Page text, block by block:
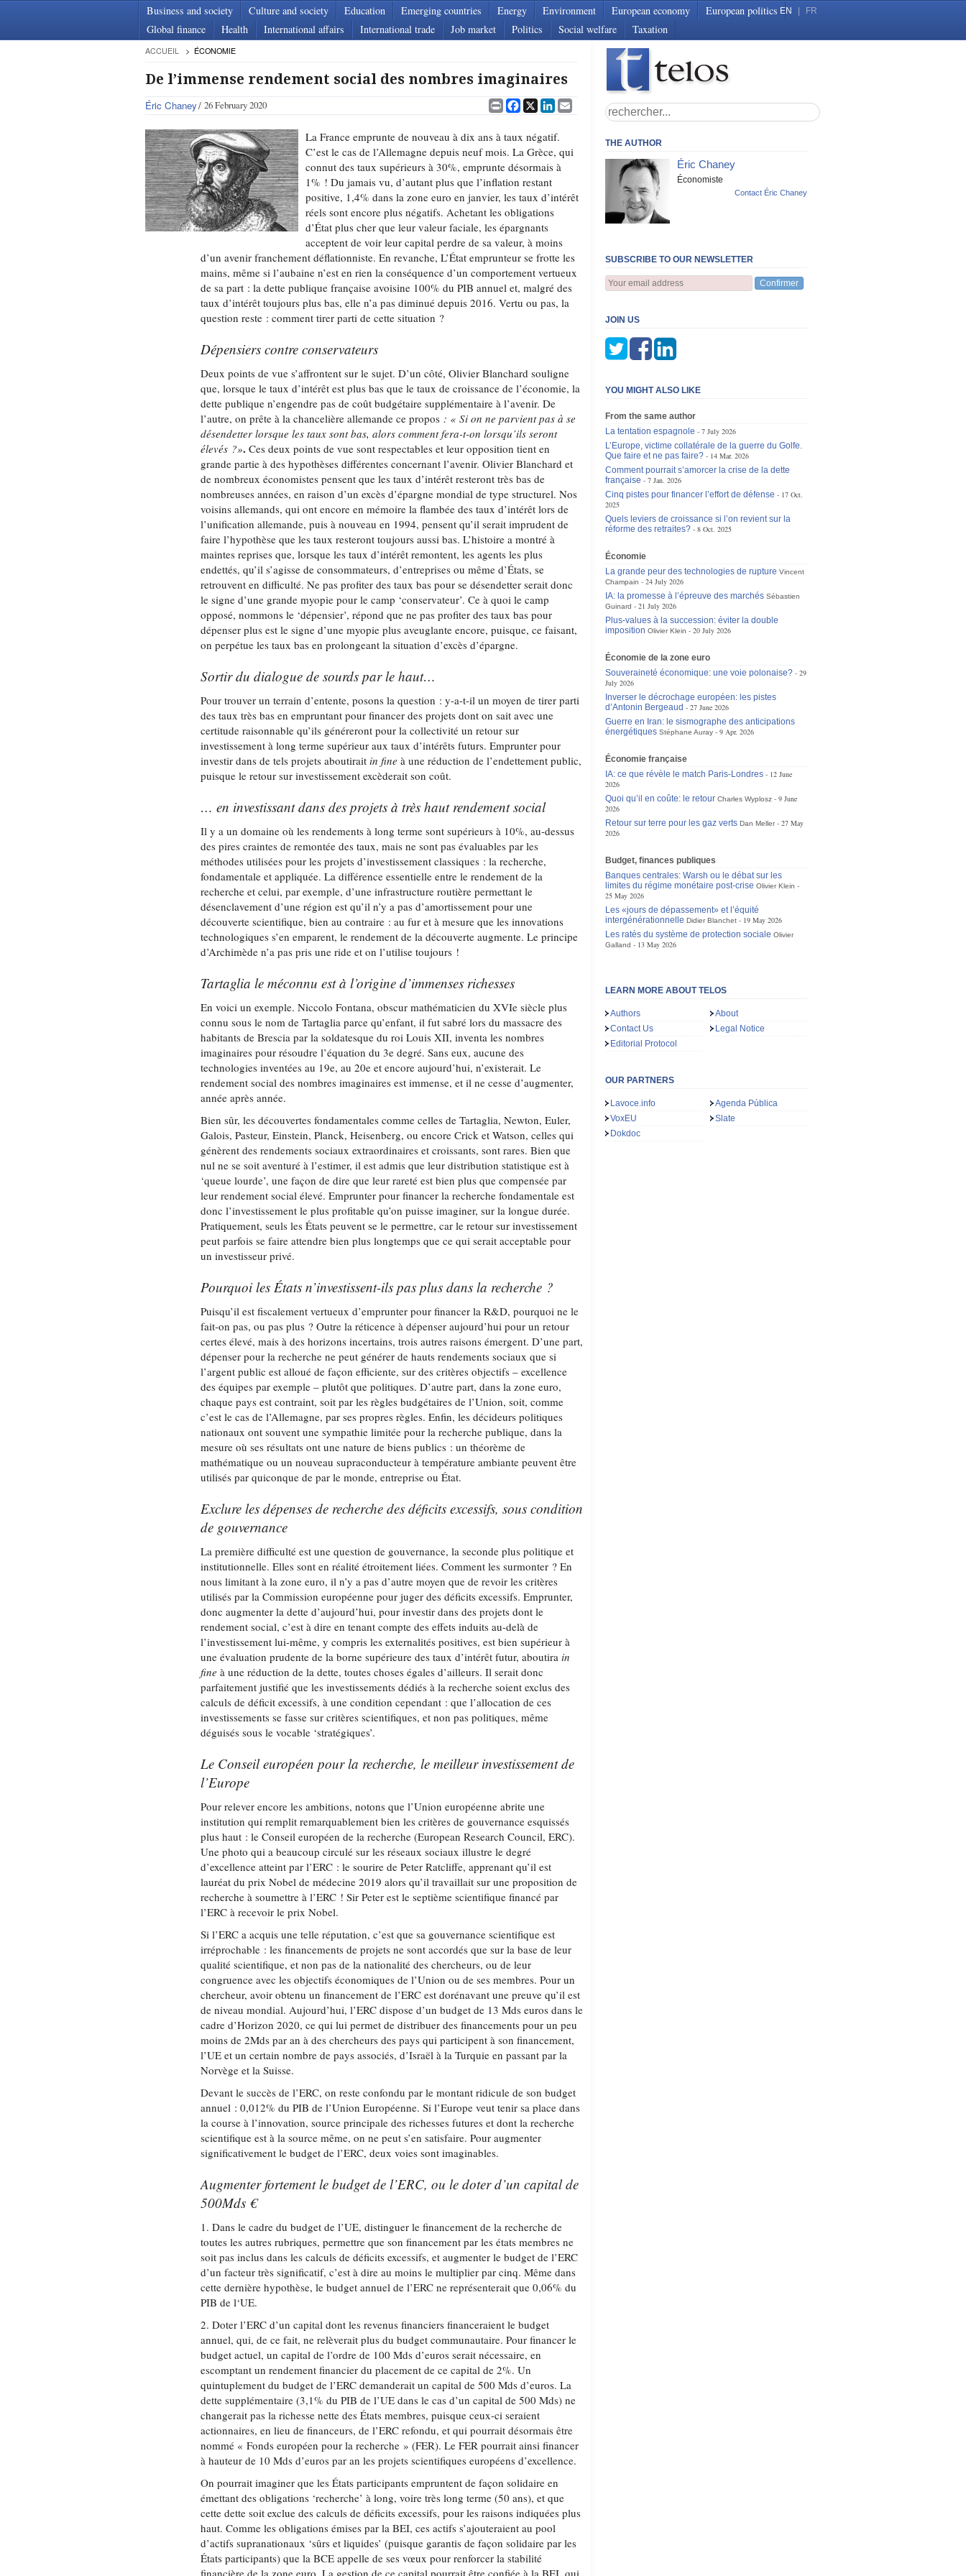
Business and society Culture and society Education Emerging countries Energy Environment European economy
European politics
Global finance
Health International affairs International trade Job market Politics Social welfare Taxation
EN FR
ACCUEIL ÉCONOMIE
De l’immense rendement social des nombres imaginaires
Éric Chaney 26 February 2020 PrintFacebook
X LinkedIn
Email
La France emprunte de nouveau à dix ans à taux négatif.
C’est le cas de l’Allemagne depuis neuf mois. La Grèce, qui
connut des taux supérieurs à 30%, emprunte désormais à
1% ! Du jamais vu, d’autant plus que l’inflation restant
positive, 1,4% dans la zone euro en janvier, les taux d’intérêt
réels sont encore plus négatifs. Achetant les obligations
d’État plus cher que leur valeur faciale, les épargnants
acceptent de voir leur capital perdre de sa valeur, à moins
d’un avenir franchement déflationniste. En revanche, L’État emprunteur se frotte les
mains, même si l’aubaine n’est en rien la conséquence d’un comportement vertueux
de sa part : la dette publique française avoisine 100% du PIB annuel et, malgré des
taux d’intérêt toujours plus bas, elle n’a pas diminué depuis 2016. Vertu ou pas, la
question reste : comment tirer parti de cette situation ?
Dépensiers contre conservateurs
Deux points de vue s’affrontent sur le sujet. D’un côté, Olivier Blanchard souligne
que, lorsque le taux d’intérêt est plus bas que le taux de croissance de l’économie, la
dette publique n’engendre pas de coût budgétaire supplémentaire à l’avenir. De
l’autre, on prête à la chancelière allemande ce propos: « Si on ne parvient pas à se
désendetter lorsque les taux sont bas, alors comment fera-t-on lorsqu’ils seront
élevés ?». Ces deux points de vue sont respectables et leur opposition tient en
grande partie à des hypothèses différentes concernant l’avenir. Olivier Blanchard et
de nombreux économistes pensent que les taux d’intérêt resteront très bas de
nombreuses années, en raison d’un excès d’épargne mondial de type structurel. Nos
voisins allemands, qui ont encore en mémoire la flambée des taux d’intérêt lors de
l’unification allemande, puis à nouveau en 1994, pensent qu’il serait imprudent de
faire l’hypothèse que les taux resteront toujours aussi bas. L’histoire a montré à
maintes reprises que, lorsque les taux d’intérêt remontent, les agents les plus
endettés, qu’il s’agisse de consommateurs, d’entreprises ou même d’États, se
retrouvent en difficulté. Ne pas profiter des taux bas pour se désendetter serait donc
le signe d’une grande myopie pour le camp ‘conservateur’. Ce à quoi le camp
opposé, nommons le ‘dépensier’, répond que ne pas profiter des taux bas pour
dépenser plus est le signe d’une myopie plus aveuglante encore, puisque, ce faisant,
on perpétue les taux bas en prolongeant la situation d’excès d’épargne.
Sortir du dialogue de sourds par le haut…
Pour trouver un terrain d’entente, posons la question : y-a-t-il un moyen de tirer parti
des taux très bas en empruntant pour financer des projets dont on sait avec une
certitude raisonnable qu’ils généreront pour la collectivité un retour sur
investissement à long terme supérieur aux taux d’intérêts futurs. Emprunter pour
investir dans de tels projets aboutiraitin fine à une réduction de l’endettement public,
puisque le retour sur investissement excèderait son coût.
… en investissant dans des projets à très haut rendement social
Il y a un domaine où les rendements à long terme sont supérieurs à 10%, au-dessus
des pires craintes de remontée des taux, mais ne sont pas évaluables par les
méthodes utilisées pour les projets d’investissement classiques : la recherche,
fondamentale et appliquée. La différence essentielle entre le rendement de la
recherche et celui, par exemple, d’une infrastructure routière permettant le
désenclavement d’une région est qu’il n’y a pas d’amortissement pour une
découverte scientifique, bien au contraire : au fur et à mesure que les innovations
technologiques s’en emparent, le rendement de la découverte augmente. Le principe
d’Archimède n’a pas pris une ride et on l’utilise toujours !
Tartaglia le méconnu est à l’origine d’immenses richesses
En voici un exemple. Niccolo Fontana, obscur mathématicien du XVIe siècle plus
connu sous le nom de Tartaglia parce qu’enfant, il fut sabré lors du massacre des
habitants de Brescia par la soldatesque du roi Louis XII, inventa les nombres
imaginaires pour résoudre l’équation du 3e degré. Sans eux, aucune des
technologies inventées au 19e, au 20e et encore aujourd’hui, n’existerait. Le
rendement social des nombres imaginaires est immense, et il ne cesse d’augmenter,
année après année.
Bien sûr, les découvertes fondamentales comme celles de Tartaglia, Newton, Euler,
Galois, Pasteur, Einstein, Planck, Heisenberg, ou encore Crick et Watson, celles qui
génèrent des rendements sociaux extraordinaires et croissants, sont rares. Bien que
nul ne se soit aventuré à l’estimer, il est admis que leur distribution statistique est à
‘queue lourde’, une façon de dire que leur rareté est bien plus que compensée par
leur rendement social élevé. Emprunter pour financer la recherche fondamentale est
donc l’investissement le plus profitable qu’on puisse imaginer, sur la longue durée.
Pratiquement, seuls les États peuvent se le permettre, car le retour sur investissement
peut parfois se faire attendre bien plus longtemps que ce qui serait acceptable pour
un investisseur privé.
Pourquoi les États n’investissent-ils pas plus dans la recherche ?
Puisqu’il est fiscalement vertueux d’emprunter pour financer la R&D, pourquoi ne le
fait-on pas, ou pas plus ? Outre la réticence à dépenser aujourd’hui pour un retour
certes élevé, mais à des horizons incertains, trois autres raisons émergent. D’une part,
dépenser pour la recherche ne peut générer de hauts rendements sociaux que si
l’argent public est alloué de façon efficiente, sur des critères objectifs – excellence
des équipes par exemple – plutôt que politiques. D’autre part, dans la zone euro,
chaque pays est contraint, soit par les règles budgétaires de l’Union, soit, comme
c’est le cas de l’Allemagne, par ses propres règles. Enfin, les décideurs politiques
nationaux ont souvent une sympathie limitée pour la recherche publique, dans la
mesure où ses résultats ont une nature de biens publics : un théorème de
mathématique ou un nouveau supraconducteur à température ambiante peuvent être
utilisés par quiconque de par le monde, entreprise ou État.
Exclure les dépenses de recherche des déficits excessifs, sous condition
de gouvernance
La première difficulté est une question de gouvernance, la seconde plus politique et
institutionnelle. Elles sont en réalité étroitement liées. Comment les surmonter ? En
nous limitant à la zone euro, il n’y a pas d’autre moyen que de revoir les critères
utilisés par la Commission européenne pour juger des déficits excessifs. Emprunter,
donc augmenter la dette d’aujourd’hui, pour investir dans des projets dont le
rendement social, c’est à dire en tenant compte des effets induits au-delà de
l’investissement lui-même, y compris les externalités positives, est bien supérieur à
une évaluation prudente de la borne supérieure des taux d’intérêt futur, aboutirain
fine à une réduction de la dette, toutes choses égales d’ailleurs. Il serait donc
parfaitement justifié que les investissements dédiés à la recherche soient exclus des
calculs de déficit excessifs, à une condition cependant : que l’allocation de ces
investissements se fasse sur critères scientifiques, et non pas politiques, même
déguisés sous le vocable ‘stratégiques’.
Le Conseil européen pour la recherche, le meilleur investissement de
l’Europe
Pour relever encore les ambitions, notons que l’Union européenne abrite une
institution qui remplit remarquablement bien les critères de gouvernance esquissés
plus haut : le Conseil européen de la recherche (European Research Council, ERC).
Une photo qui a beaucoup circulé sur les réseaux sociaux illustre le degré
d’excellence atteint par l’ERC : le sourire de Peter Ratcliffe, apprenant qu’il est
lauréat du prix Nobel de médecine 2019 alors qu’il travaillait sur une proposition de
recherche à soumettre à l’ERC ! Sir Peter est le septième scientifique financé par
l’ERC à recevoir le prix Nobel.
Si l’ERC a acquis une telle réputation, c’est que sa gouvernance scientifique est
irréprochable : les financements de projets ne sont accordés que sur la base de leur
qualité scientifique, et non pas de la nationalité des chercheurs, ou de leur
congruence avec les objectifs économiques de l’Union ou de ses membres. Pour un
chercheur, avoir obtenu un financement de l’ERC est dorénavant une preuve qu’il est
de niveau mondial. Aujourd’hui, l’ERC dispose d’un budget de 13 Mds euros dans le
cadre d’Horizon 2020, ce qui lui permet de distribuer des financements pour un peu
moins de 2Mds par an à des chercheurs des pays qui participent à son financement,
l’UE et un certain nombre de pays associés, d’Israël à la Turquie en passant par la
Norvège et la Suisse.
Devant le succès de l’ERC, on reste confondu par le montant ridicule de son budget
annuel : 0,012% du PIB de l’Union Européenne. Si l’Europe veut tenir sa place dans
la course à l’innovation, source principale des richesses futures et dont la recherche
scientifique est à la source même, on ne peut s’en satisfaire. Pour augmenter
significativement le budget de l’ERC, deux voies sont imaginables.
Augmenter fortement le budget de l’ERC, ou le doter d’un capital de
500Mds €
1. Dans le cadre du budget de l’UE, distinguer le financement de la recherche de
toutes les autres rubriques, permettre que son financement par les états membres ne
soit pas inclus dans les calculs de déficits excessifs, et augmenter le budget de l’ERC
d’un facteur très significatif, c’est à dire au moins le multiplier par cinq. Même dans
cette dernière hypothèse, le budget annuel de l’ERC ne représenterait que 0,06% du
PIB de l‘UE.
2. Doter l’ERC d’un capital dont les revenus financiers financeraient le budget
annuel, qui, de ce fait, ne relèverait plus du budget communautaire. Pour financer le
budget actuel, un capital de l’ordre de 100 Mds d’euros serait nécessaire, en
escomptant un rendement financier du placement de ce capital de 2%. Un
quintuplement du budget de l’ERC demanderait un capital de 500 Mds d’euros. La
dette supplémentaire (3,1% du PIB de l’UE dans le cas d’un capital de 500 Mds) ne
changerait pas la richesse nette des États membres, puisque ceux-ci seraient
actionnaires, en lieu de financeurs, de l’ERC refondu, et qui pourrait désormais être
nommé « Fonds européen pour la recherche » (FER). Le FER pourrait ainsi financer
à hauteur de 10 Mds d’euros par an les projets scientifiques européens d’excellence.
On pourrait imaginer que les États participants empruntent de façon solidaire en
émettant des obligations ‘recherche’ à long, voire très long terme (50 ans), et que
cette dette soit exclue des calculs de déficits excessifs, pour les raisons indiquées plus
haut. Comme les obligations émises par la BEI, ces actifs s’ajouteraient au pool
d’actifs supranationaux ‘sûrs et liquides’ (puisque garantis de façon solidaire par les
États participants) que la BCE appelle de ses vœux pour renforcer la stabilité
financière de la zone euro. La gestion de ce capital pourrait être confiée à la BEI, qui
THE AUTHOR
Éric Chaney
Économiste
Contact Éric Chaney
SUBSCRIBE TO OUR NEWSLETTER
Confirmer
JOIN US
YOU MIGHT ALSO LIKE
From the same author
La tentation espagnole
7 July 2026
L’Europe, victime collatérale de la guerre du Golfe.
Que faire et ne pas faire?
14 Mar. 2026
Comment pourrait s’amorcer la crise de la dette
française
7 Jan. 2026
Cinq pistes pour financer l’effort de défense
17 Oct.
2025
Quels leviers de croissance si l’on revient sur la
réforme des retraites?
8 Oct. 2025
Économie
La grande peur des technologies de rupture Vincent
Champain
24 July 2026
IA: la promesse à l’épreuve des marchés Sébastien
Guinard
21 July 2026
Plus-values à la succession: éviter la double
imposition Olivier Klein 20 July 2026
Économie de la zone euro
Souveraineté économique: une voie polonaise?
29
July 2026
Inverser le décrochage européen: les pistes
d’Antonin Bergeaud
27 June 2026
Guerre en Iran: le sismographe des anticipations
énergétiques Stéphane Auray 9 Apr. 2026
Économie française
IA: ce que révèle le match Paris-Londres
12 June
2026
Quoi qu’il en coûte: le retour Charles Wyplosz
9 June
2026
Retour sur terre pour les gaz verts Dan Meller
27 May
2026
Budget, finances publiques
Banques centrales: Warsh ou le débat sur les
limites du régime monétaire post-crise Olivier Klein
25 May 2026
Les «jours de dépassement» et l’équité
intergénérationnelle Didier Blanchet
19 May 2026
Les ratés du système de protection sociale Olivier
Galland
13 May 2026
LEARN MORE ABOUT TELOS
Authors
About
Contact Us
Legal Notice
Editorial Protocol
OUR PARTNERS
Lavoce.info
Agenda Pública
VoxEU
Slate
Dokdoc